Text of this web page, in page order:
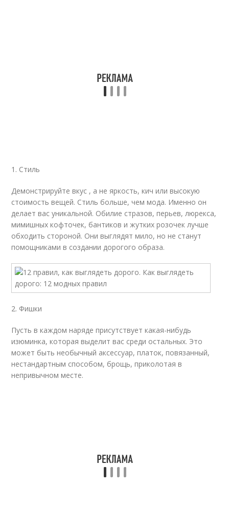
1. Стиль
Демонстрируйте вкус , а не яркость, кич или высокую
стоимость вещей. Стиль больше, чем мода. Именно он
делает вас уникальной. Обилие стразов, перьев, люрекса,
мимишных кофточек, бантиков и жутких розочек лучше
обходить стороной. Они выглядят мило, но не станут
помощниками в создании дорогого образа.
2. Фишки
Пусть в каждом наряде присутствует какая-нибудь
изюминка, которая выделит вас среди остальных. Это
может быть необычный аксессуар, платок, повязанный,
нестандартным способом, брощь, приколотая в
непривычном месте.